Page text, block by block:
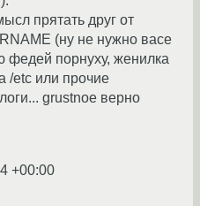
прятать друг от
(ну не нужно васе
федей порнуху, женилка
/etc или прочие
grustnoe верно
+00:00